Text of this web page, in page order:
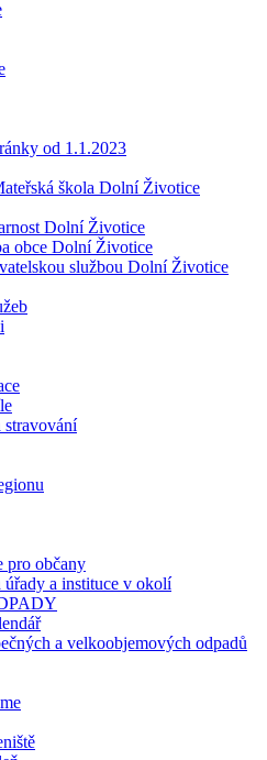
od 1.1.2023
škola Dolní Životice
Dolní Životice
obce Dolní Životice
službou Dolní Životice
pro občany
a instituce v okolí
a velkoobjemových odpadů